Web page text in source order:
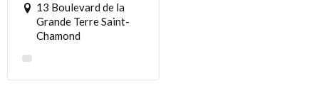
13 Boulevard de la
Grande Terre Saint-
Chamond